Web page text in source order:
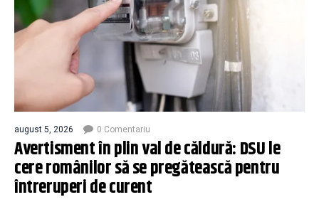
august 5, 2026 0 Comentariu
Avertisment în plin val de căldură: DSU le
cere românilor să se pregătească pentru
întreruperi de curent